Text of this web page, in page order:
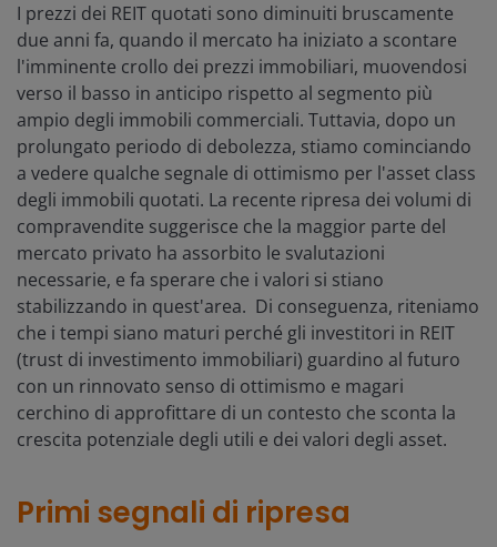
I prezzi dei REIT quotati sono diminuiti bruscamente
due anni fa, quando il mercato ha iniziato a scontare
l'imminente crollo dei prezzi immobiliari, muovendosi
verso il basso in anticipo rispetto al segmento più
ampio degli immobili commerciali. Tuttavia, dopo un
prolungato periodo di debolezza, stiamo cominciando
a vedere qualche segnale di ottimismo per l'asset class
degli immobili quotati. La recente ripresa dei volumi di
compravendite suggerisce che la maggior parte del
mercato privato ha assorbito le svalutazioni
necessarie, e fa sperare che i valori si stiano
stabilizzando in quest'area. Di conseguenza, riteniamo
che i tempi siano maturi perché gli investitori in REIT
(trust di investimento immobiliari) guardino al futuro
con un rinnovato senso di ottimismo e magari
cerchino di approfittare di un contesto che sconta la
crescita potenziale degli utili e dei valori degli asset.
Primi segnali di ripresa